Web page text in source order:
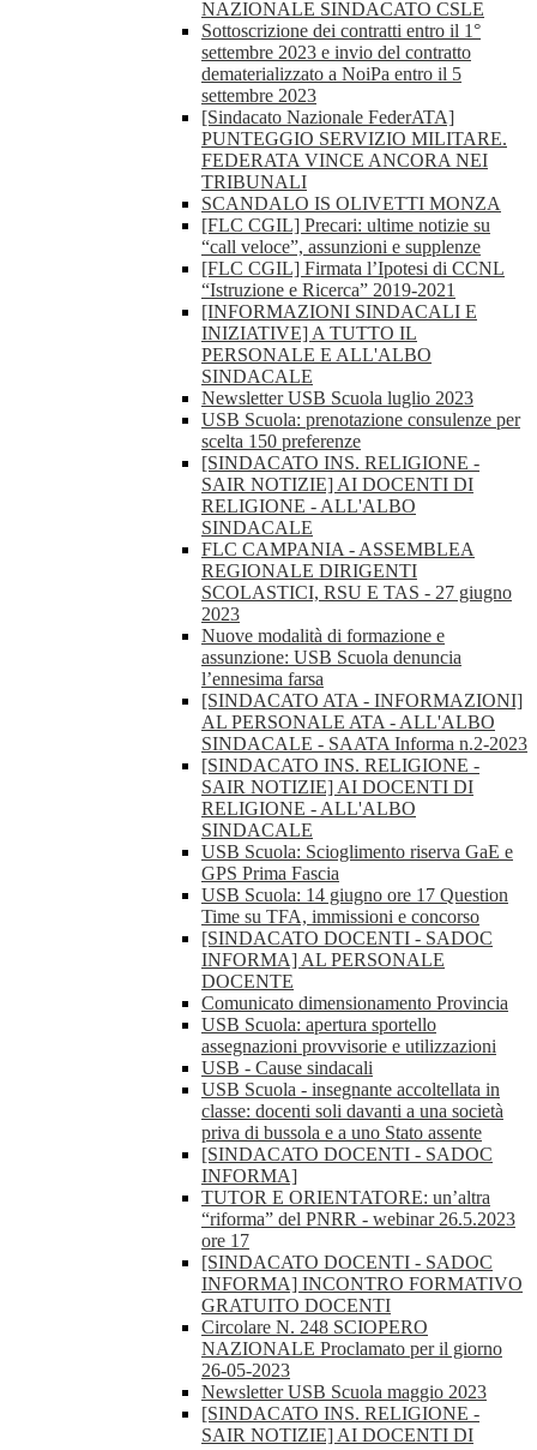
NAZIONALE SINDACATO CSLE
Sottoscrizione dei contratti entro il 1°
settembre 2023 e invio del contratto
dematerializzato a NoiPa entro il 5
settembre 2023
[Sindacato Nazionale FederATA]
PUNTEGGIO SERVIZIO MILITARE.
FEDERATA VINCE ANCORA NEI
TRIBUNALI
SCANDALO IS OLIVETTI MONZA
[FLC CGIL] Precari: ultime notizie su
“call veloce”, assunzioni e supplenze
[FLC CGIL] Firmata l’Ipotesi di CCNL
“Istruzione e Ricerca” 2019-2021
[INFORMAZIONI SINDACALI E
INIZIATIVE] A TUTTO IL
PERSONALE E ALL'ALBO
SINDACALE
Newsletter USB Scuola luglio 2023
USB Scuola: prenotazione consulenze per
scelta 150 preferenze
[SINDACATO INS. RELIGIONE -
SAIR NOTIZIE] AI DOCENTI DI
RELIGIONE - ALL'ALBO
SINDACALE
FLC CAMPANIA - ASSEMBLEA
REGIONALE DIRIGENTI
SCOLASTICI, RSU E TAS - 27 giugno
2023
Nuove modalità di formazione e
assunzione: USB Scuola denuncia
l’ennesima farsa
[SINDACATO ATA - INFORMAZIONI]
AL PERSONALE ATA - ALL'ALBO
SINDACALE - SAATA Informa n.2-2023
[SINDACATO INS. RELIGIONE -
SAIR NOTIZIE] AI DOCENTI DI
RELIGIONE - ALL'ALBO
SINDACALE
USB Scuola: Scioglimento riserva GaE e
GPS Prima Fascia
USB Scuola: 14 giugno ore 17 Question
Time su TFA, immissioni e concorso
[SINDACATO DOCENTI - SADOC
INFORMA] AL PERSONALE
DOCENTE
Comunicato dimensionamento Provincia
USB Scuola: apertura sportello
assegnazioni provvisorie e utilizzazioni
USB - Cause sindacali
USB Scuola - insegnante accoltellata in
classe: docenti soli davanti a una società
priva di bussola e a uno Stato assente
[SINDACATO DOCENTI - SADOC
INFORMA]
TUTOR E ORIENTATORE: un’altra
“riforma” del PNRR - webinar 26.5.2023
ore 17
[SINDACATO DOCENTI - SADOC
INFORMA] INCONTRO FORMATIVO
GRATUITO DOCENTI
Circolare N. 248 SCIOPERO
NAZIONALE Proclamato per il giorno
26-05-2023
Newsletter USB Scuola maggio 2023
[SINDACATO INS. RELIGIONE -
SAIR NOTIZIE] AI DOCENTI DI